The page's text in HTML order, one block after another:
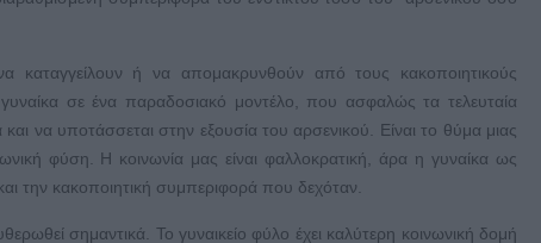
καταγγείλουν ή να απομακρυνθούν από τους κακοποιητικούς
σε ένα παραδοσιακό μοντέλο, που ασφαλώς τα τελευταία
να υποτάσσεται στην εξουσία του αρσενικού. Είναι το θύμα μιας
φύση. Η κοινωνία μας είναι φαλλοκρατική, άρα η γυναίκα ως
την κακοποιητική συμπεριφορά που δεχόταν.
σημαντικά. Το γυναικείο φύλο έχει καλύτερη κοινωνική δομή